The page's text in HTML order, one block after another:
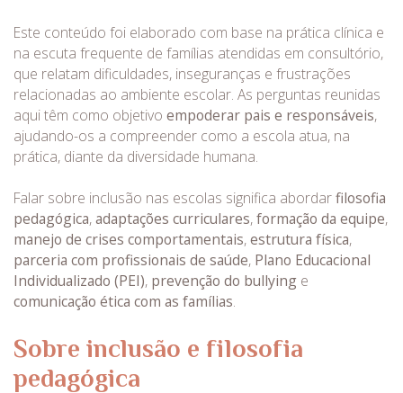
Este conteúdo foi elaborado com base na prática clínica e
na escuta frequente de famílias atendidas em consultório,
que relatam dificuldades, inseguranças e frustrações
relacionadas ao ambiente escolar. As perguntas reunidas
aqui têm como objetivo empoderar pais e responsáveis,
ajudando-os a compreender como a escola atua, na
prática, diante da diversidade humana.
Falar sobre inclusão nas escolas significa abordarfilosofia
pedagógica,adaptações curriculares,formação da equipe,
manejo de crises comportamentais,estrutura física,
parceria com profissionais de saúde, Plano Educacional
Individualizado (PEI), prevenção do bullying e
comunicação ética com as famílias.
Sobre inclusão e filosofia
pedagógica